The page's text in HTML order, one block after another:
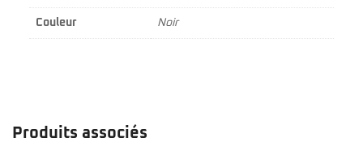
Couleur Noir
Produits associés